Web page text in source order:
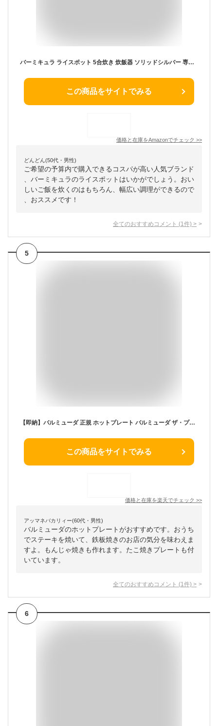
バーミキュラ ライスポット 5合炊き 炊飯器 ソリッドシルバー 専用レシピブック付 RP23A-SV
この商品をサイトでみる
価格と在庫をAmazonでチェック >>
どんどん(50代・男性)
ご希望の予算内で購入できるコスパが高い人気ブランド
、バーミキュラのライスポットはいかがでしょう。おい
しいご飯を炊くのはもちろん、幅広い調理ができるので
、おススメです！
全てのおすすめコメント (1 件) >
5
【即納】バルミューダ 正規 ホットプレート バルミューダ ザ・プレート プロ フルセット グリルプレート たこ焼 たこ焼き器 平面プレート 鉄板焼き グリドル 鉄板 フタ 蓋 角型 焼肉 ステーキ おしゃれ K10A-BK K10-A100 K10-B100［ BALMUDA The Plate Pro フルセット ］
この商品をサイトでみる
価格と在庫を楽天でチェック >>
アッマネバカリィー(60代・男性)
バルミューダのホットプレートがおすすめです。おうち
でステーキを焼いて、鉄板焼きのお店の気分を味わえま
すよ。もんじゃ焼きも作れます。たこ焼きプレートも付
いています。
全てのおすすめコメント (1 件) >
6